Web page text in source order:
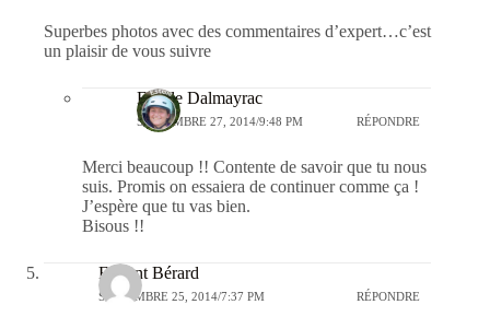
Superbes photos avec des commentaires d’expert…c’est
un plaisir de vous suivre
Estelle Dalmayrac
SEPTEMBRE 27, 2014/9:48 PM RÉPONDRE
Merci beaucoup !! Contente de savoir que tu nous
suis. Promis on essaiera de continuer comme ça !
J’espère que tu vas bien.
Bisous !!
Florent Bérard
SEPTEMBRE 25, 2014/7:37 PM RÉPONDRE